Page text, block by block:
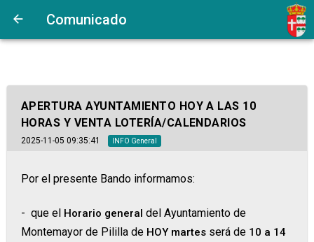
Comunicado
APERTURA AYUNTAMIENTO HOY A LAS 10
HORAS Y VENTA LOTERÍA/CALENDARIOS
2025-11-05 09:35:41 INFO General
Por el presente Bando informamos:
- que el Horario general del Ayuntamiento de
Montemayor de Pililla de HOY martes será de 10 a 14